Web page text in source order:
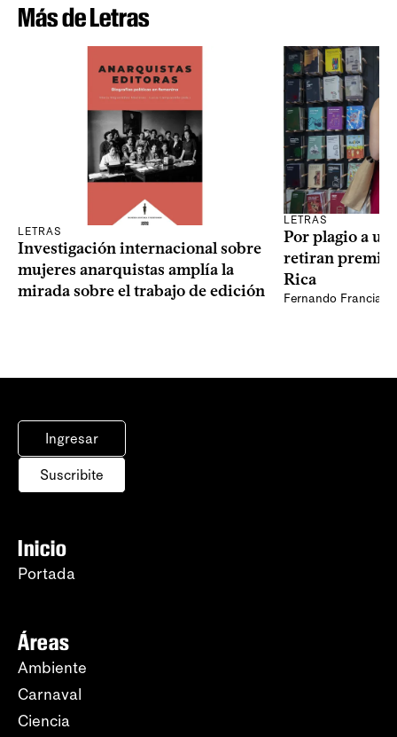
Más de Letras
LETRAS
Investigación internacional sobre
mujeres anarquistas amplía la
mirada sobre el trabajo de edición
LETRAS
Por plagio a
retiran premio
Rica
Fernando Francia,
Ingresar
Suscribite
Inicio
Portada
Áreas
Ambiente
Carnaval
Ciencia